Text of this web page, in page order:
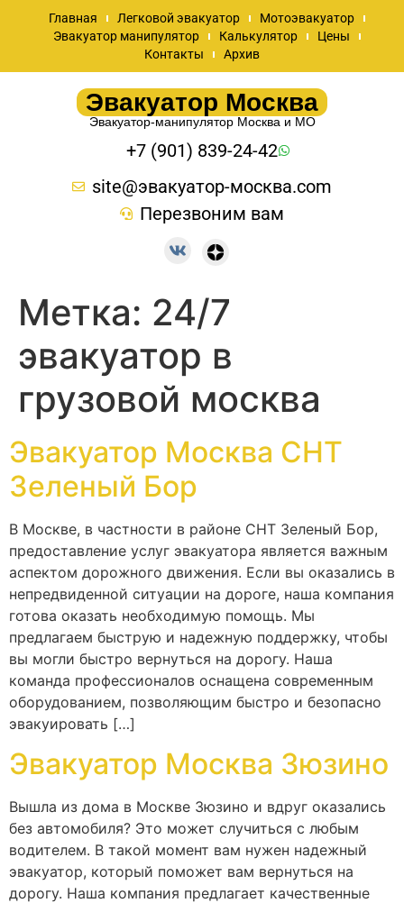
Главная Легковой эвакуатор
Мотоэвакуатор
Эвакуатор манипулятор
Калькулятор
Цены
Контакты
Архив
Эвакуатор Москва
Эвакуатор-манипулятор Москва и МО
+7 (901) 839-24-42
site@эвакуатор-москва.com
Перезвоним вам
Метка: 24/7
эвакуатор в
грузовой москва
Эвакуатор Москва СНТ
Зеленый Бор
В Москве, в частности в районе СНТ Зеленый Бор,
предоставление услуг эвакуатора является важным
аспектом дорожного движения. Если вы оказались в
непредвиденной ситуации на дороге, наша компания
готова оказать необходимую помощь. Мы
предлагаем быструю и надежную поддержку, чтобы
вы могли быстро вернуться на дорогу. Наша
команда профессионалов оснащена современным
оборудованием, позволяющим быстро и безопасно
эвакуировать […]
Эвакуатор Москва Зюзино
Вышла из дома в Москве Зюзино и вдруг оказались
без автомобиля? Это может случиться с любым
водителем. В такой момент вам нужен надежный
эвакуатор, который поможет вам вернуться на
дорогу. Наша компания предлагает качественные